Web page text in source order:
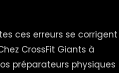
ces erreurs se corrigent
CrossFit Giants à
préparateurs physiques